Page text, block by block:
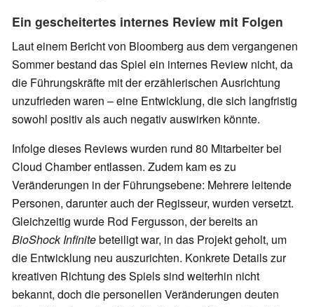
Ein gescheitertes internes Review mit Folgen
Laut einem Bericht von Bloomberg aus dem vergangenen
Sommer bestand das Spiel ein internes Review nicht, da
die Führungskräfte mit der erzählerischen Ausrichtung
unzufrieden waren – eine Entwicklung, die sich langfristig
sowohl positiv als auch negativ auswirken könnte.
Infolge dieses Reviews wurden rund 80 Mitarbeiter bei
Cloud Chamber entlassen. Zudem kam es zu
Veränderungen in der Führungsebene: Mehrere leitende
Personen, darunter auch der Regisseur, wurden versetzt.
Gleichzeitig wurde Rod Fergusson, der bereits an
BioShock Infinitebeteiligt war, in das Projekt geholt, um
die Entwicklung neu auszurichten. Konkrete Details zur
kreativen Richtung des Spiels sind weiterhin nicht
bekannt, doch die personellen Veränderungen deuten